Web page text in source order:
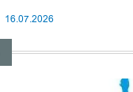
16.07.2026